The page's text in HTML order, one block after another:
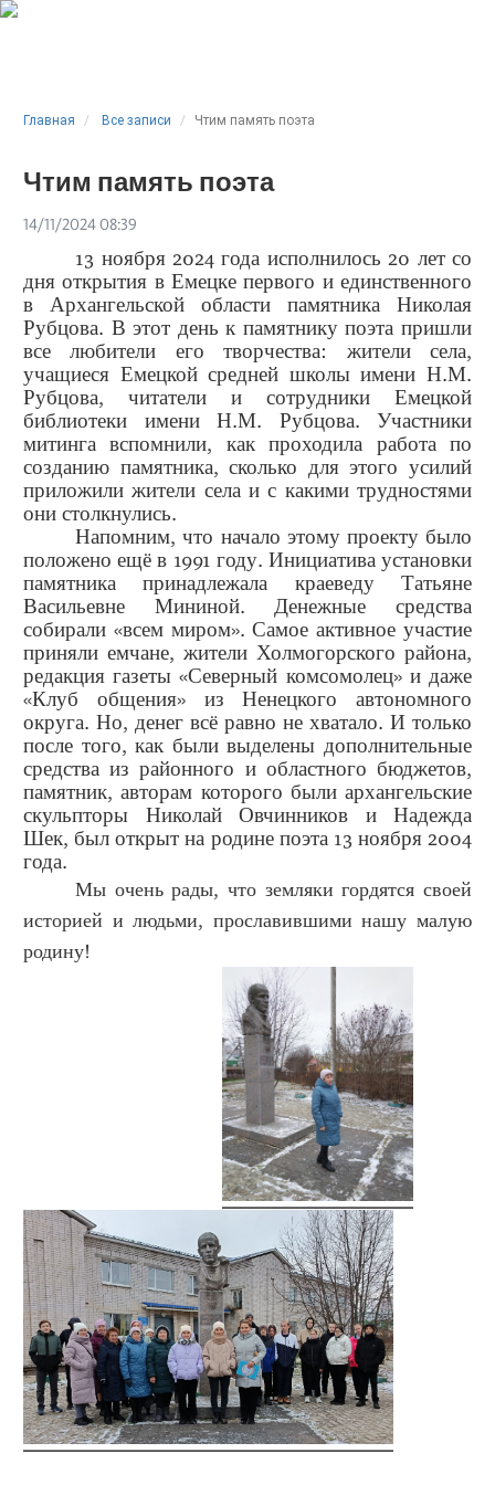
Главная Все записи Чтим память поэта
Чтим память поэта
14/11/2024 08:39
13 ноября 2024 года исполнилось 20 лет со
дня открытия в Емецке первого и единственного
в Архангельской области памятника Николая
Рубцова. В этот день к памятнику поэта пришли
все любители его творчества: жители села,
учащиеся Емецкой средней школы имени Н.М.
Рубцова, читатели и сотрудники Емецкой
библиотеки имени Н.М. Рубцова. Участники
митинга вспомнили, как проходила работа по
созданию памятника, сколько для этого усилий
приложили жители села и с какими трудностями
они столкнулись.
Напомним, что начало этому проекту было
положено ещё в 1991 году. Инициатива установки
памятника принадлежала краеведу Татьяне
Васильевне Мининой. Денежные средства
собирали «всем миром». Самое активное участие
приняли емчане, жители Холмогорского района,
редакция газеты «Северный комсомолец» и даже
«Клуб общения» из Ненецкого автономного
округа. Но, денег всё равно не хватало. И только
после того, как были выделены дополнительные
средства из районного и областного бюджетов,
памятник, авторам которого были архангельские
скульпторы Николай Овчинников и Надежда
Шек, был открыт на родине поэта 13 ноября 2004
года.
Мы очень рады, что земляки гордятся своей
историей и людьми, прославившими нашу малую
родину!